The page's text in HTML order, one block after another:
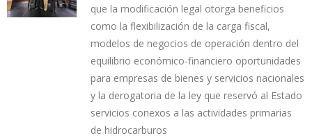
que la modificación legal otorga beneficios
como la flexibilización de la carga fiscal,
modelos de negocios de operación dentro del
equilibrio económico-financiero oportunidades
para empresas de bienes y servicios nacionales
y la derogatoria de la ley que reservó al Estado
servicios conexos a las actividades primarias
de hidrocarburos